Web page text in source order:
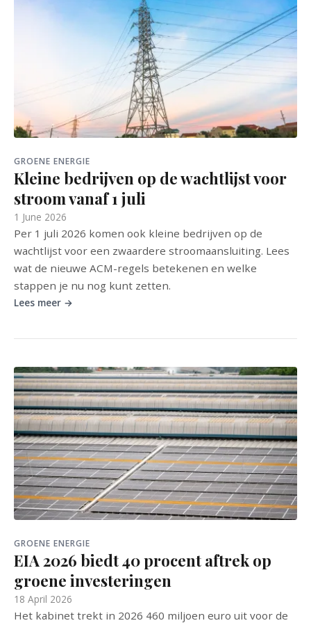
GROENE ENERGIE
Kleine bedrijven op de wachtlijst voor
stroom vanaf 1 juli
1 June 2026
Per 1 juli 2026 komen ook kleine bedrijven op de
wachtlijst voor een zwaardere stroomaansluiting. Lees
wat de nieuwe ACM-regels betekenen en welke
stappen je nu nog kunt zetten.
Lees meer →
GROENE ENERGIE
EIA 2026 biedt 40 procent aftrek op
groene investeringen
18 April 2026
Het kabinet trekt in 2026 460 miljoen euro uit voor de